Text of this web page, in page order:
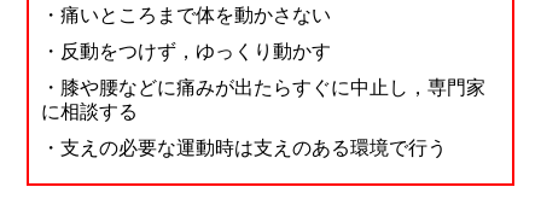
・痛いところまで体を動かさない
・反動をつけず，ゆっくり動かす
・膝や腰などに痛みが出たらすぐに中止し，専門家
に相談する
・支えの必要な運動時は支えのある環境で行う